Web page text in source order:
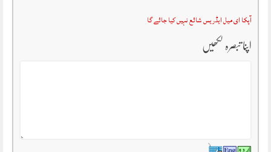
آپکا ای میل ایڈریس شائع نہیں کیا جائے گا
اپنا تبصرہ لکھیں